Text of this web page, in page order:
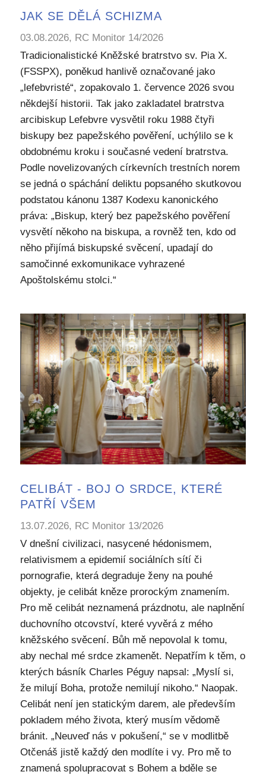
JAK SE DĚLÁ SCHIZMA
03.08.2026, RC Monitor 14/2026
Tradicionalistické Kněžské bratrstvo sv. Pia X.
(FSSPX), poněkud hanlivě označované jako
„lefebvristé“, zopakovalo 1. července 2026 svou
někdejší historii. Tak jako zakladatel bratrstva
arcibiskup Lefebvre vysvětil roku 1988 čtyři
biskupy bez papežského pověření, uchýlilo se k
obdobnému kroku i současné vedení bratrstva.
Podle novelizovaných církevních trestních norem
se jedná o spáchání deliktu popsaného skutkovou
podstatou kánonu 1387 Kodexu kanonického
práva: „Biskup, který bez papežského pověření
vysvětí někoho na biskupa, a rovněž ten, kdo od
něho přijímá biskupské svěcení, upadají do
samočinné exkomunikace vyhrazené
Apoštolskému stolci.“
CELIBÁT - BOJ O SRDCE, KTERÉ
PATŘÍ VŠEM
13.07.2026, RC Monitor 13/2026
V dnešní civilizaci, nasycené hédonismem,
relativismem a epidemií sociálních sítí či
pornografie, která degraduje ženy na pouhé
objekty, je celibát kněze prorockým znamením.
Pro mě celibát neznamená prázdnotu, ale naplnění
duchovního otcovství, které vyvěrá z mého
kněžského svěcení. Bůh mě nepovolal k tomu,
aby nechal mé srdce zkamenět. Nepatřím k těm, o
kterých básník Charles Péguy napsal: „Myslí si,
že milují Boha, protože nemilují nikoho.“ Naopak.
Celibát není jen statickým darem, ale především
pokladem mého života, který musím vědomě
bránit. „Neuveď nás v pokušení,“ se v modlitbě
Otčenáš jistě každý den modlíte i vy. Pro mě to
znamená spolupracovat s Bohem a bděle se